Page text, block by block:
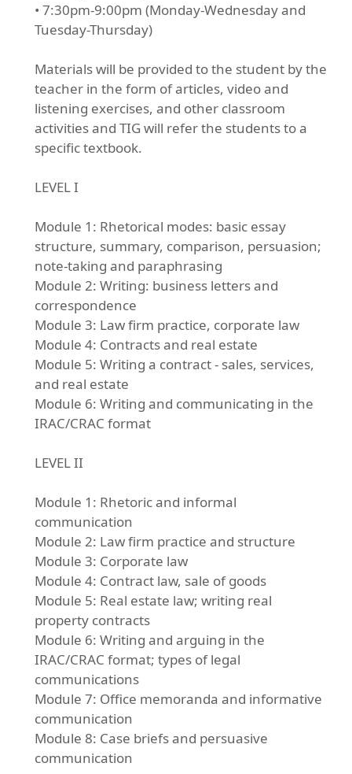
• 7:30pm-9:00pm (Monday-Wednesday and
Tuesday-Thursday)
Materials will be provided to the student by the
teacher in the form of articles, video and
listening exercises, and other classroom
activities and TIG will refer the students to a
specific textbook.
LEVEL I
Module 1: Rhetorical modes: basic essay
structure, summary, comparison, persuasion;
note-taking and paraphrasing
Module 2: Writing: business letters and
correspondence
Module 3: Law firm practice, corporate law
Module 4: Contracts and real estate
Module 5: Writing a contract - sales, services,
and real estate
Module 6: Writing and communicating in the
IRAC/CRAC format
LEVEL II
Module 1: Rhetoric and informal
communication
Module 2: Law firm practice and structure
Module 3: Corporate law
Module 4: Contract law, sale of goods
Module 5: Real estate law; writing real
property contracts
Module 6: Writing and arguing in the
IRAC/CRAC format; types of legal
communications
Module 7: Office memoranda and informative
communication
Module 8: Case briefs and persuasive
communication